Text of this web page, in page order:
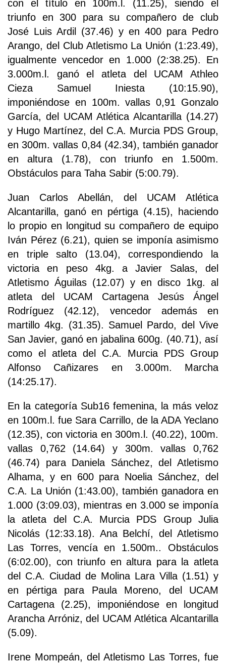
con el título en 100m.l. (11.25), siendo el
triunfo en 300 para su compañero de club
José Luis Ardil (37.46) y en 400 para Pedro
Arango, del Club Atletismo La Unión (1:23.49),
igualmente vencedor en 1.000 (2:38.25). En
3.000m.l. ganó el atleta del UCAM Athleo
Cieza Samuel Iniesta (10:15.90),
imponiéndose en 100m. vallas 0,91 Gonzalo
García, del UCAM Atlética Alcantarilla (14.27)
y Hugo Martínez, del C.A. Murcia PDS Group,
en 300m. vallas 0,84 (42.34), también ganador
en altura (1.78), con triunfo en 1.500m.
Obstáculos para Taha Sabir (5:00.79).
Juan Carlos Abellán, del UCAM Atlética
Alcantarilla, ganó en pértiga (4.15), haciendo
lo propio en longitud su compañero de equipo
Iván Pérez (6.21), quien se imponía asimismo
en triple salto (13.04), correspondiendo la
victoria en peso 4kg. a Javier Salas, del
Atletismo Águilas (12.07) y en disco 1kg. al
atleta del UCAM Cartagena Jesús Ángel
Rodríguez (42.12), vencedor además en
martillo 4kg. (31.35). Samuel Pardo, del Vive
San Javier, ganó en jabalina 600g. (40.71), así
como el atleta del C.A. Murcia PDS Group
Alfonso Cañizares en 3.000m. Marcha
(14:25.17).
En la categoría Sub16 femenina, la más veloz
en 100m.l. fue Sara Carrillo, de la ADA Yeclano
(12.35), con victoria en 300m.l. (40.22), 100m.
vallas 0,762 (14.64) y 300m. vallas 0,762
(46.74) para Daniela Sánchez, del Atletismo
Alhama, y en 600 para Noelia Sánchez, del
C.A. La Unión (1:43.00), también ganadora en
1.000 (3:09.03), mientras en 3.000 se imponía
la atleta del C.A. Murcia PDS Group Julia
Nicolás (12:33.18). Ana Belchí, del Atletismo
Las Torres, vencía en 1.500m.. Obstáculos
(6:02.00), con triunfo en altura para la atleta
del C.A. Ciudad de Molina Lara Villa (1.51) y
en pértiga para Paula Moreno, del UCAM
Cartagena (2.25), imponiéndose en longitud
Arancha Arróniz, del UCAM Atlética Alcantarilla
(5.09).
Irene Mompeán, del Atletismo Las Torres, fue